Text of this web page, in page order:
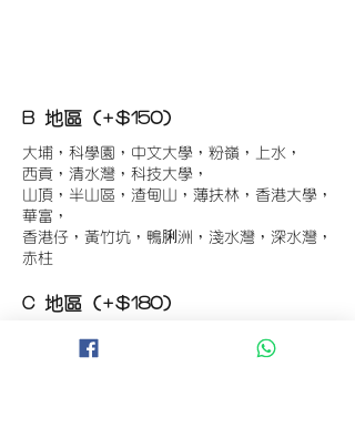
B 地區 (+$150)
大埔，科學園，中文大學，粉嶺，上水，
西貢，清水灣，科技大學，
山頂，半山區，渣甸山，薄扶林，香港大學，
華富，
香港仔，黃竹坑，鴨脷洲，淺水灣，深水灣，
赤柱
C 地區 (+$180)
東涌，珀麗灣(馬灣)，南灣，
將軍澳工業區，大埔工業區，